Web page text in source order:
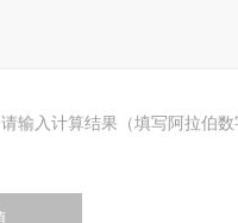
请输入计算结果（填写阿拉伯